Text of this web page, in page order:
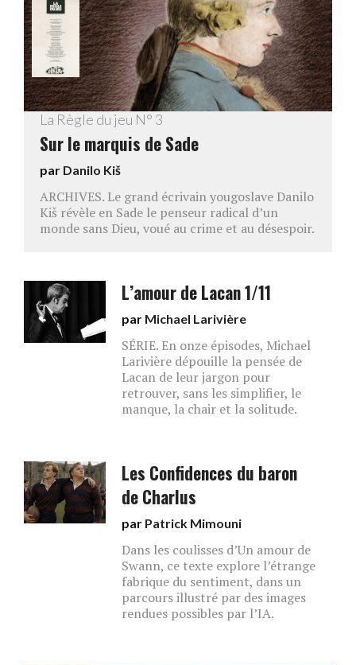
La Règle du jeu N° 3
Sur le marquis de Sade
par Danilo Kiš
ARCHIVES. Le grand écrivain yougoslave Danilo
Kiš révèle en Sade le penseur radical d’un
monde sans Dieu, voué au crime et au désespoir.
L’amour de Lacan 1/11
par Michael Larivière
SÉRIE. En onze épisodes, Michael
Larivière dépouille la pensée de
Lacan de leur jargon pour
retrouver, sans les simplifier, le
manque, la chair et la solitude.
Les Confidences du baron
de Charlus
par Patrick Mimouni
Dans les coulisses d’Un amour de
Swann, ce texte explore l’étrange
fabrique du sentiment, dans un
parcours illustré par des images
rendues possibles par l’IA.